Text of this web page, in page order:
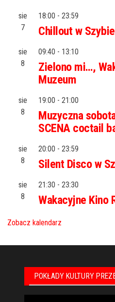
sie
7
18:00 - 23:59
Chillout w
sie
8
09:40 - 13:10
Zielono mi…,
Muzeum
sie
8
19:00 - 21:00
Muzyczna
SCENA coctail
sie
8
20:00 - 23:59
Silent Disco w
sie
8
21:30 - 23:30
Wakacyjne Kino
Zobacz kalendarz
POKŁADY KULTURY